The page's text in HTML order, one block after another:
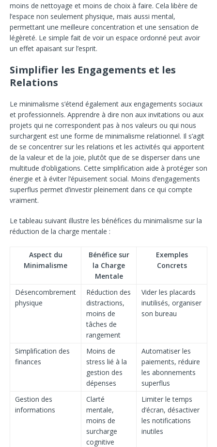
moins de nettoyage et moins de choix à faire. Cela libère de
l’espace non seulement physique, mais aussi mental,
permettant une meilleure concentration et une sensation de
légèreté. Le simple fait de voir un espace ordonné peut avoir
un effet apaisant sur l’esprit.
Simplifier les Engagements et les
Relations
Le minimalisme s’étend également aux engagements sociaux
et professionnels. Apprendre à dire non aux invitations ou aux
projets qui ne correspondent pas à nos valeurs ou qui nous
surchargent est une forme de minimalisme relationnel. Il s’agit
de se concentrer sur les relations et les activités qui apportent
de la valeur et de la joie, plutôt que de se disperser dans une
multitude d’obligations. Cette simplification aide à protéger son
énergie et à éviter l’épuisement social. Moins d’engagements
superflus permet d’investir pleinement dans ce qui compte
vraiment.
Le tableau suivant illustre les bénéfices du minimalisme sur la
réduction de la charge mentale :
Aspect du
Minimalisme
Bénéfice sur
la Charge
Mentale
Exemples
Concrets
Désencombrement
physique
Réduction des
distractions,
moins de
tâches de
rangement
Vider les placards
inutilisés, organiser
son bureau
Simplification des
finances
Moins de
stress lié à la
gestion des
dépenses
Automatiser les
paiements, réduire
les abonnements
superflus
Gestion des
informations
Clarté
mentale,
moins de
surcharge
cognitive
Limiter le temps
d’écran, désactiver
les notifications
inutiles